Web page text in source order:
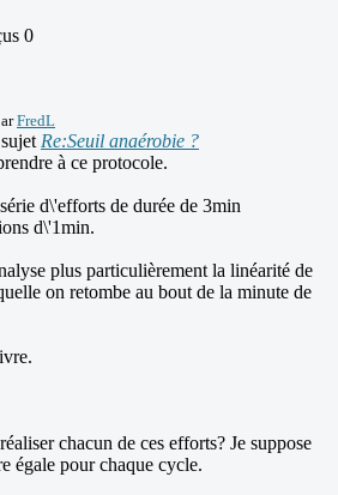
0
FredL
Re:Seuil anaérobie ?
à ce protocole.
d\'efforts de durée de 3min
d\'1min.
plus particulièrement la linéarité de
on retombe au bout de la minute de
chacun de ces efforts? Je suppose
égale pour chaque cycle.